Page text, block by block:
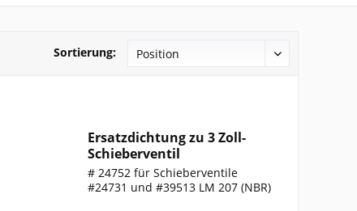
Sortierung:
Ersatzdichtung zu 3 Zoll-
Schieberventil
# 24752 für Schieberventile
#24731 und #39513 LM 207 (NBR)